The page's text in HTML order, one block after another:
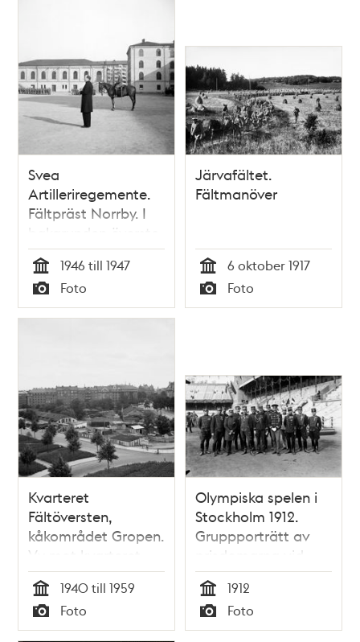
Svea
Artilleriregemente.
Fältpräst Norrby. I
bakgrunden överste
Ericson till häst
Tid
1946 till 1947
Typ
Foto
Järvafältet.
Fältmanöver
Tid
6 oktober 1917
Typ
Foto
Kvarteret
Fältöversten,
kåkområdet Gropen.
Vy mot kvarteret
Trumslagaren/Värtavägen
Tid
1940 till 1959
Typ
Foto
Olympiska spelen i
Stockholm 1912.
Gruppporträtt av
prisdomarna vid
fälttävlingen
"Military". I mitten
syns överste Bror
Munch.
Tid
1912
Typ
Foto